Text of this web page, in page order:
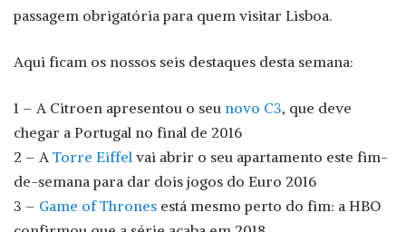
passagem obrigatória para quem visitar Lisboa.
Aqui ficam os nossos seis destaques desta semana:
1 – A Citroen apresentou o seu novo C3, que deve
chegar a Portugal no final de 2016
2 – A Torre Eiffel vai abrir o seu apartamento este fim-
de-semana para dar dois jogos do Euro 2016
3 – Game of Thrones está mesmo perto do fim: a HBO